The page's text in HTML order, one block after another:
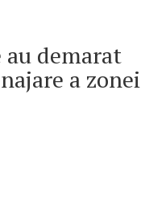
demarat
a zonei